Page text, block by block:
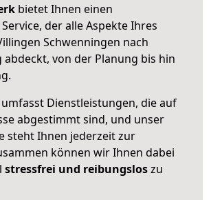
bietet Ihnen einen
der alle Aspekte Ihres
Schwenningen nach
von der Planung bis hin
Dienstleistungen, die auf
abgestimmt sind, und unser
steht Ihnen jederzeit zur
können wir Ihnen dabei
stressfrei und reibungsloszu